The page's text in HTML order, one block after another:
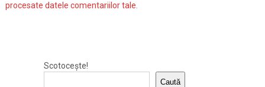
procesate datele comentariilor tale
Scotocește!
Caută